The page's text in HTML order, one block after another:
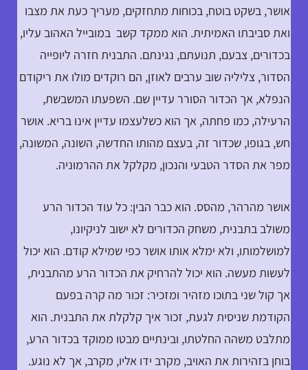
אושר, בשקט בוטח, בכוחות מתחזקים, מעריך כעת את מצבו
ואת סביבתו האמיתית. הוא ממקד קשב במובייל האהוב עליו,
בכדורים, צבעם, תנועתם, נגינתם. התבנית חזרה ליופייה
הסדור, צליליה שוב ערבים לאוזן, הם רוקדים מולו את ריקודם
הנפלא, אך הכדור הסורר עדיין שם. השפעתו המשבשת,
הרעילה, כמו פחתה, אך הוא כשלעצמו עדיין אינו בריא. אושר
חש, בגופו, שכדור זה, בעצם מהותו החדשה, השונה, המשונה,
מפר את הסדר הטבעי והנכון, מקלקל את ההרמוניה.
אושר מהרהר, מהסס. הוא כבר הבין: כל עוד הכדור הרע
משולב בתבנית, משחק הכדורים לא ישוב לניקיונו,
למושלמותו, ולא ימלא אותו אושר כפי שמילא קודם. הוא יכול
לעשות מעשה. הוא יכול להרחיק את הכדור הרע מהתבנית,
אך קול שני בתוכו מזהיר ומזכיר: זכור מה קרה בפעם
הקודמת שניסית לגעת, זכור איך קלקלת את התבנית. הוא
מתלבט משהה החלטתו, ובינתיים מבטו ממוקד בכדור הרע,
בוחן בזהירות את האויב, מקרב ידו אליו, מקרב, אך לא נוגע.